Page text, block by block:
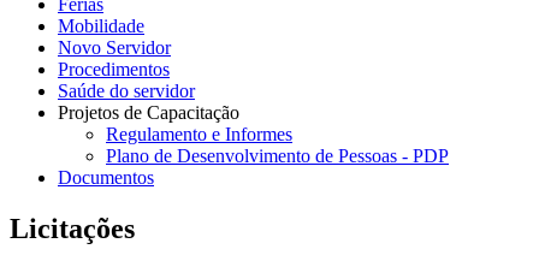
Férias
Mobilidade
Novo Servidor
Procedimentos
Saúde do servidor
Projetos de Capacitação
Regulamento e Informes
Plano de Desenvolvimento de Pessoas - PDP
Documentos
Licitações